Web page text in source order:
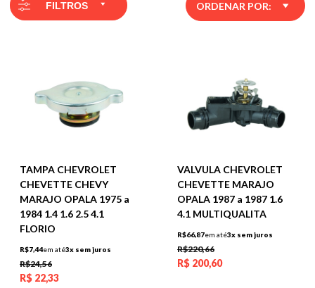
FILTROS ORDENAR POR:
TAMPA CHEVROLET
CHEVETTE CHEVY
MARAJO OPALA 1975 a
1984 1.4 1.6 2.5 4.1
FLORIO
R$7,44em até3x sem juros
R$24,56
R$ 22,33
VALVULA CHEVROLET
CHEVETTE MARAJO
OPALA 1987 a 1987 1.6
4.1 MULTIQUALITA
R$66,87em até3x sem juros
R$220,66
R$ 200,60